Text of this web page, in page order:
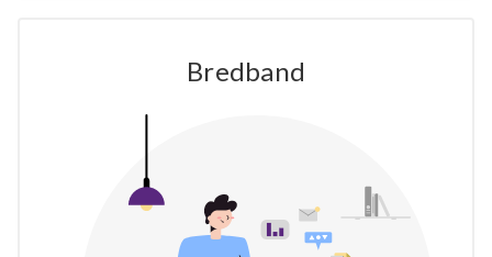
Bredband